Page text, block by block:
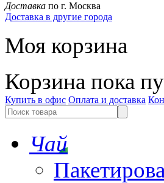
Доставка по г. Москва
Доставка в другие города
Моя корзина
Корзина пока
Купить в офис Оплата и доставка
Чай